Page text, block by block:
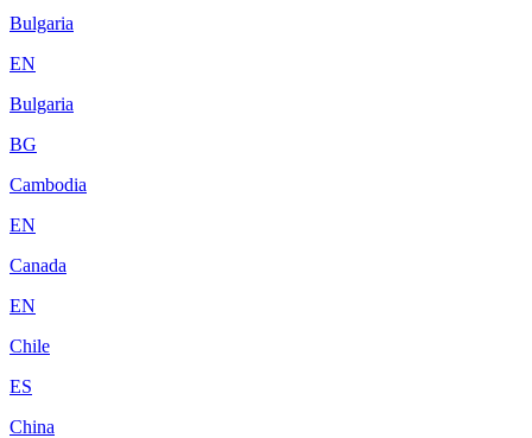
Bulgaria
EN
Bulgaria
BG
Cambodia
EN
Canada
EN
Chile
ES
China